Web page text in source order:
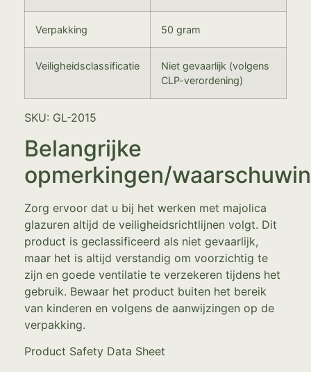
Verpakking 50 gram
Veiligheidsclassificatie
Niet gevaarlijk (volgens
CLP-verordening)
SKU: GL-2015
Belangrijke
opmerkingen/
Zorg ervoor dat u bij het werken met majolica
glazuren altijd de veiligheidsrichtlijnen volgt. Dit
product is geclassificeerd als niet gevaarlijk,
maar het is altijd verstandig om voorzichtig te
zijn en goede ventilatie te verzekeren tijdens het
gebruik. Bewaar het product buiten het bereik
van kinderen en volgens de aanwijzingen op de
verpakking.
Product Safety Data Sheet